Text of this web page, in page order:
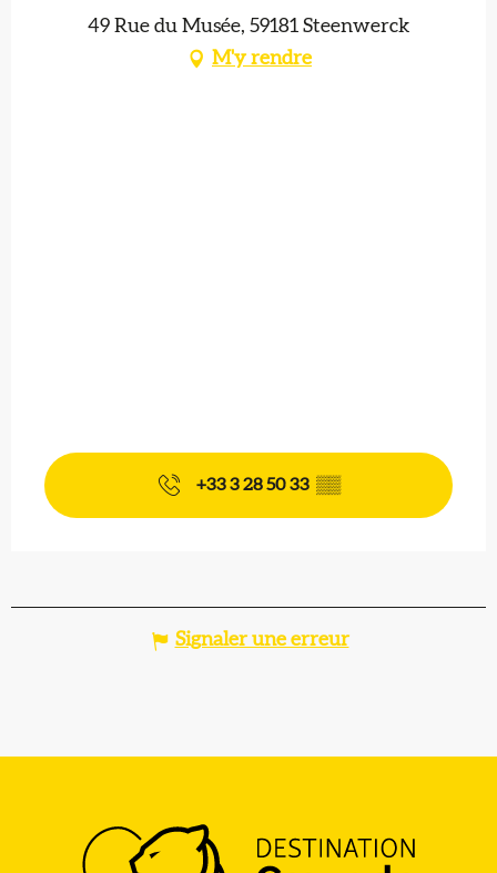
49 Rue du Musée, 59181 Steenwerck
M'y rendre
+33 3 28 50 33 ▒▒
Signaler une erreur